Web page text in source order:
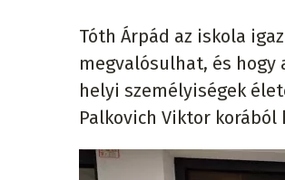
Tóth Árpád az iskola
megvalósulhat, és
helyi személyiségek
Palkovich Viktor